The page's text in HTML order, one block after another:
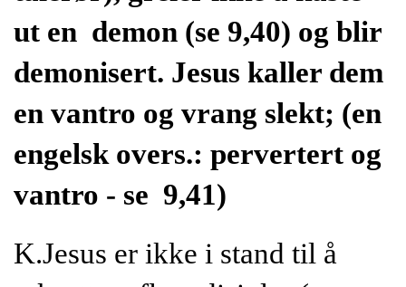
ut en demon (se 9,40) og blir
demonisert. Jesus kaller dem
en vantro og vrang slekt; (en
engelsk overs.: pervertert og
vantro - se 9,41)
K.Jesus er ikke i stand til å